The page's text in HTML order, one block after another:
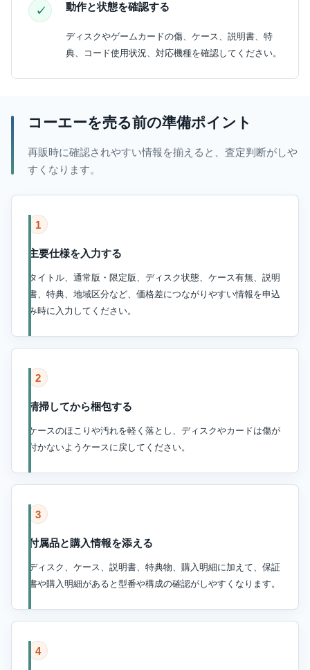
動作と状態を確認する
ディスクやゲームカードの傷、ケース、説明書、特
典、コード使用状況、対応機種を確認してください。
コーエーを売る前の準備ポイント
再販時に確認されやすい情報を揃えると、査定判断がしや
すくなります。
1
主要仕様を入力する
タイトル、通常版・限定版、ディスク状態、ケース有無、説明
書、特典、地域区分など、価格差につながりやすい情報を申込
み時に入力してください。
2
清掃してから梱包する
ケースのほこりや汚れを軽く落とし、ディスクやカードは傷が
付かないようケースに戻してください。
3
付属品と購入情報を添える
ディスク、ケース、説明書、特典物、購入明細に加えて、保証
書や購入明細があると型番や構成の確認がしやすくなります。
4